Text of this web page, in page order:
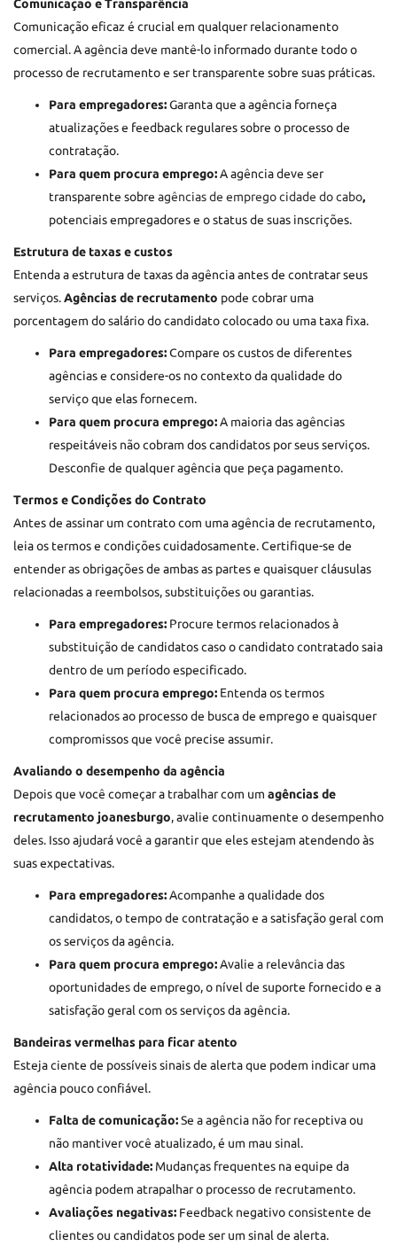
Comunicação e Transparência
Comunicação eficaz é crucial em qualquer relacionamento
comercial. A agência deve mantê-lo informado durante todo o
processo de recrutamento e ser transparente sobre suas práticas.
Para empregadores:Garanta que a agência forneça
atualizações e feedback regulares sobre o processo de
contratação.
Para quem procura emprego:A agência deve ser
transparente sobre agências de emprego cidade do cabo,
potenciais empregadores e o status de suas inscrições.
Estrutura de taxas e custos
Entenda a estrutura de taxas da agência antes de contratar seus
serviços.Agências de recrutamento pode cobrar uma
porcentagem do salário do candidato colocado ou uma taxa fixa.
Para empregadores:Compare os custos de diferentes
agências e considere-os no contexto da qualidade do
serviço que elas fornecem.
Para quem procura emprego:A maioria das agências
respeitáveis não cobram dos candidatos por seus serviços.
Desconfie de qualquer agência que peça pagamento.
Termos e Condições do Contrato
Antes de assinar um contrato com uma agência de recrutamento,
leia os termos e condições cuidadosamente. Certifique-se de
entender as obrigações de ambas as partes e quaisquer cláusulas
relacionadas a reembolsos, substituições ou garantias.
Para empregadores: Procure termos relacionados à
substituição de candidatos caso o candidato contratado saia
dentro de um período especificado.
Para quem procura emprego: Entenda os termos
relacionados ao processo de busca de emprego e quaisquer
compromissos que você precise assumir.
Avaliando o desempenho da agência
Depois que você começar a trabalhar com um agências de
recrutamento joanesburgo, avalie continuamente o desempenho
deles. Isso ajudará você a garantir que eles estejam atendendo às
suas expectativas.
Para empregadores:Acompanhe a qualidade dos
candidatos, o tempo de contratação e a satisfação geral com
os serviços da agência.
Para quem procura emprego:Avalie a relevância das
oportunidades de emprego, o nível de suporte fornecido e a
satisfação geral com os serviços da agência.
Bandeiras vermelhas para ficar atento
Esteja ciente de possíveis sinais de alerta que podem indicar uma
agência pouco confiável.
Falta de comunicação:Se a agência não for receptiva ou
não mantiver você atualizado, é um mau sinal.
Alta rotatividade: Mudanças frequentes na equipe da
agência podem atrapalhar o processo de recrutamento.
Avaliações negativas: Feedback negativo consistente de
clientes ou candidatos pode ser um sinal de alerta.